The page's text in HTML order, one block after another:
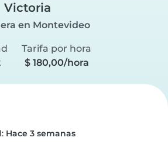
Victoria
en Montevideo
Tarifa por hora
$ 180,00/hora
Hace 3 semanas